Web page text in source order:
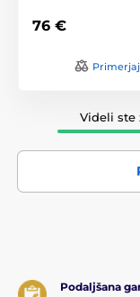
76 €
Primerjaj
Videli ste
Podaljšana